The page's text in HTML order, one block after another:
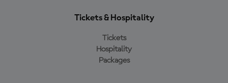
Tickets & Hospitality
Tickets
Hospitality
Packages